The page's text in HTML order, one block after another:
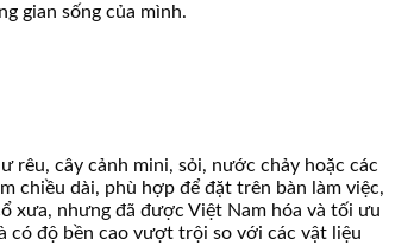
gian sống của mình.
rêu, cây cảnh mini, sỏi, nước chảy hoặc các
chiều dài, phù hợp để đặt trên bàn làm việc,
xưa, nhưng đã được Việt Nam hóa và tối ưu
có độ bền cao vượt trội so với các vật liệu